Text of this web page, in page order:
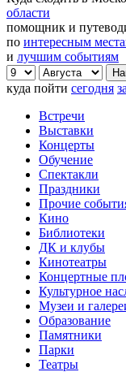
области
помощник и
по интересным
и лучшим событиям
куда пойти сегодня
Встречи
Выставки
Концерты
Обучение
Спектакли
Праздники
Прочие
Кино
Библиотеки
ДК и клубы
Кинотеатры
Концертные
Культурное
Музеи и
Образование
Памятники
Парки
Театры